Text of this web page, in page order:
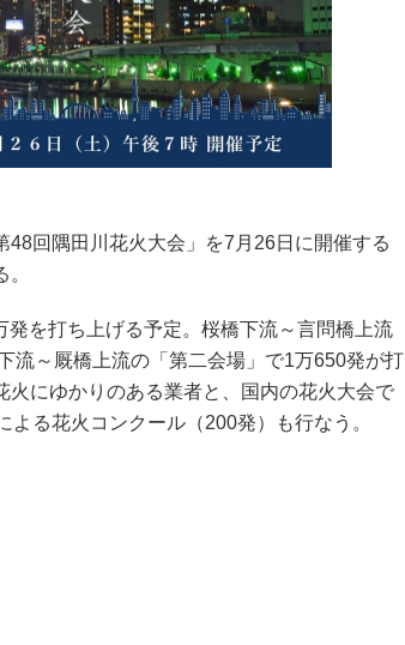
回隅田川花火大会」を7月26日に開催する
を打ち上げる予定。桜橋下流～言問橋上流
流～厩橋上流の「第二会場」で1万650発が打
火にゆかりのある業者と、国内の花火大会で
る花火コンクール（200発）も行なう。